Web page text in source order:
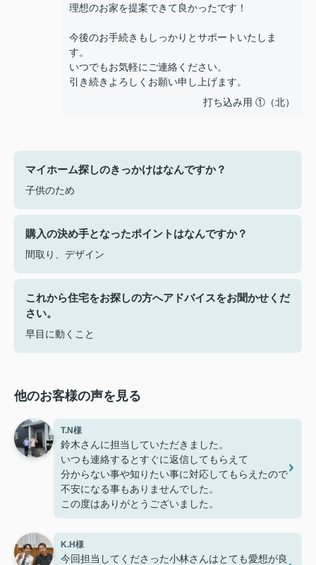
理想のお家を提案できて良かったです！
今後のお手続きもしっかりとサポートいたしま
す。
いつでもお気軽にご連絡ください。
引き続きよろしくお願い申し上げます。
打ち込み用 ①（北）
マイホーム探しのきっかけはなんですか？
子供のため
購入の決め手となったポイントはなんですか？
間取り、デザイン
これから住宅をお探しの方へアドバイスをお聞かせくだ
さい。
早目に動くこと
他のお客様の声を見る
T.N様
鈴木さんに担当していただきました。
いつも連絡するとすぐに返信してもらえて
分からない事や知りたい事に対応してもらえたので
不安になる事もありませんでした。
この度はありがとうございました。
K.H様
今回担当してくださった小林さんはとても愛想が良